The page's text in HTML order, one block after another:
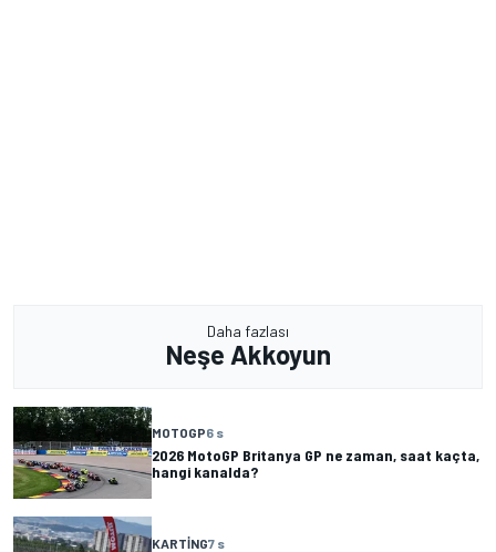
Daha fazlası
Neşe Akkoyun
MOTOGP6 s
2026 MotoGP Britanya GP ne zaman, saat kaçta,
hangi kanalda?
KARTING7 s